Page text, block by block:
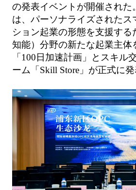
の発表イベントが開催された
は、パーソナライズされたス
ション起業の形態を支援する
知能）分野の新たな起業主体
「100日加速計画」とスキル
ーム「Skill Store」が正式に発